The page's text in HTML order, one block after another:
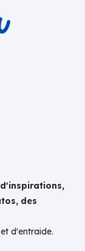
des
d'entraide.